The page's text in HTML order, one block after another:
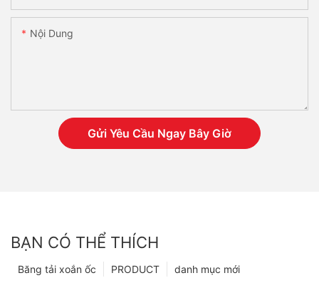
Nội Dung
Gửi Yêu Cầu Ngay Bây Giờ
BẠN CÓ THỂ THÍCH
danh mục mới
PRODUCT
Băng tải xoắn ốc